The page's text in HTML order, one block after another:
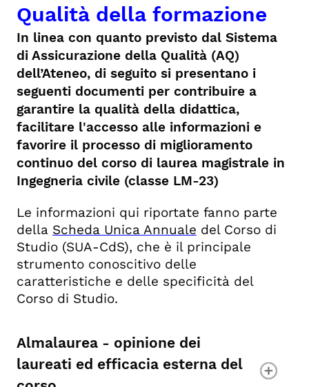
Qualità della formazione
In linea con quanto previsto dal Sistema
di Assicurazione della Qualità (AQ)
dell’Ateneo, di seguito si presentano i
seguenti documenti per contribuire a
garantire la qualità della didattica,
facilitare l'accesso alle informazioni e
favorire il processo di miglioramento
continuo del corso di laurea magistrale in
Ingegneria civile (classe LM-23)
Le informazioni qui riportate fanno parte
della Scheda Unica Annuale del Corso di
Studio (SUA-CdS), che è il principale
strumento conoscitivo delle
caratteristiche e delle specificità del
Corso di Studio.
Almalaurea - opinione dei
laureati ed efficacia esterna del